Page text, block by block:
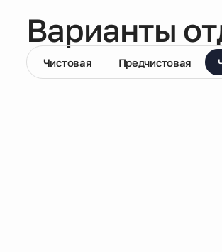
Варианты
Чистовая Предчистовая